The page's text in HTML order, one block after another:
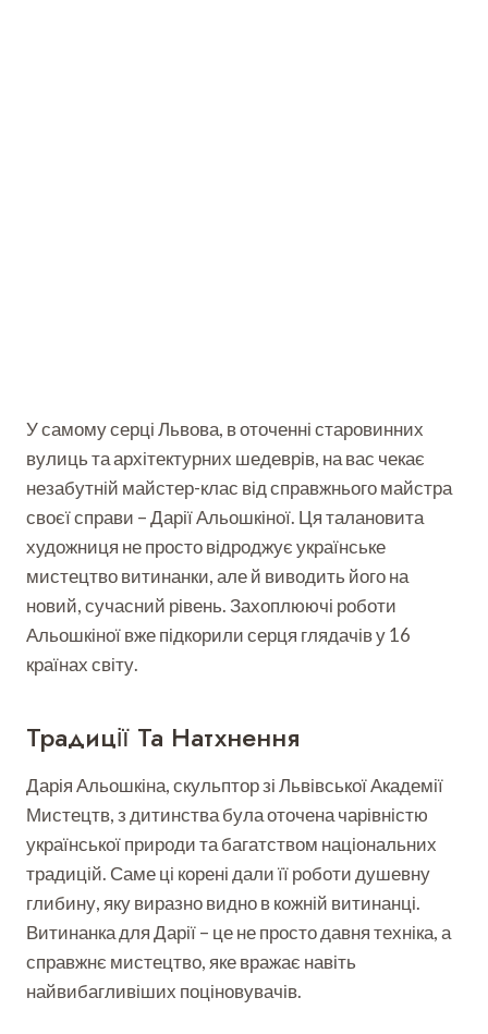
У самому серці Львова, в оточенні старовинних
вулиць та архітектурних шедеврів, на вас чекає
незабутній майстер-клас від справжнього майстра
своєї справи – Дарії Альошкіної. Ця талановита
художниця не просто відроджує українське
мистецтво витинанки, але й виводить його на
новий, сучасний рівень. Захоплюючі роботи
Альошкіної вже підкорили серця глядачів у 16
країнах світу.
Традиції Та Натхнення
Дарія Альошкіна, скульптор зі Львівської Академії
Мистецтв, з дитинства була оточена чарівністю
української природи та багатством національних
традицій. Саме ці корені дали її роботи душевну
глибину, яку виразно видно в кожній витинанці.
Витинанка для Дарії – це не просто давня техніка, а
справжнє мистецтво, яке вражає навіть
найвибагливіших поціновувачів.